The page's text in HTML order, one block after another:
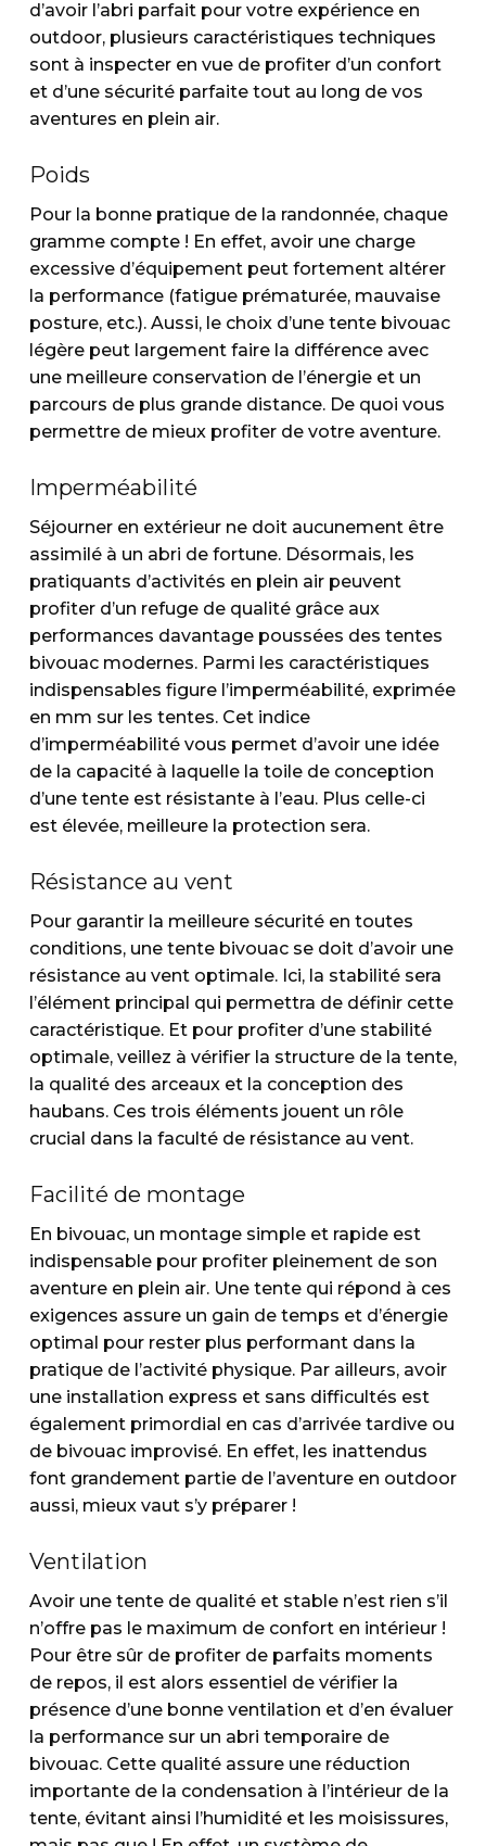
d’avoir l’abri parfait pour votre expérience en
outdoor, plusieurs caractéristiques techniques
sont à inspecter en vue de profiter d’un confort
et d’une sécurité parfaite tout au long de vos
aventures en plein air.
Poids
Pour la bonne pratique de la randonnée, chaque
gramme compte ! En effet, avoir une charge
excessive d’équipement peut fortement altérer
la performance (fatigue prématurée, mauvaise
posture, etc.). Aussi, le choix d’une tente bivouac
légère peut largement faire la différence avec
une meilleure conservation de l’énergie et un
parcours de plus grande distance. De quoi vous
permettre de mieux profiter de votre aventure.
Imperméabilité
Séjourner en extérieur ne doit aucunement être
assimilé à un abri de fortune. Désormais, les
pratiquants d’activités en plein air peuvent
profiter d’un refuge de qualité grâce aux
performances davantage poussées des tentes
bivouac modernes. Parmi les caractéristiques
indispensables figure l’imperméabilité, exprimée
en mm sur les tentes. Cet indice
d’imperméabilité vous permet d’avoir une idée
de la capacité à laquelle la toile de conception
d’une tente est résistante à l’eau. Plus celle-ci
est élevée, meilleure la protection sera.
Résistance au vent
Pour garantir la meilleure sécurité en toutes
conditions, une tente bivouac se doit d’avoir une
résistance au vent optimale. Ici, la stabilité sera
l’élément principal qui permettra de définir cette
caractéristique. Et pour profiter d’une stabilité
optimale, veillez à vérifier la structure de la tente,
la qualité des arceaux et la conception des
haubans. Ces trois éléments jouent un rôle
crucial dans la faculté de résistance au vent.
Facilité de montage
En bivouac, un montage simple et rapide est
indispensable pour profiter pleinement de son
aventure en plein air. Une tente qui répond à ces
exigences assure un gain de temps et d’énergie
optimal pour rester plus performant dans la
pratique de l’activité physique. Par ailleurs, avoir
une installation express et sans difficultés est
également primordial en cas d’arrivée tardive ou
de bivouac improvisé. En effet, les inattendus
font grandement partie de l’aventure en outdoor
aussi, mieux vaut s’y préparer !
Ventilation
Avoir une tente de qualité et stable n’est rien s’il
n’offre pas le maximum de confort en intérieur !
Pour être sûr de profiter de parfaits moments
de repos, il est alors essentiel de vérifier la
présence d’une bonne ventilation et d’en évaluer
la performance sur un abri temporaire de
bivouac. Cette qualité assure une réduction
importante de la condensation à l’intérieur de la
tente, évitant ainsi l’humidité et les moisissures,